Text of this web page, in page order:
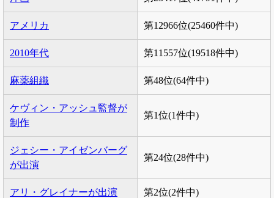
アメリカ 第12966位(25460件中)
2010年代 第11557位(19518件中)
麻薬組織 第48位(64件中)
ケヴィン・アッシュ監督が
制作
第1位(1件中)
ジェシー・アイゼンバーグ
が出演
第24位(28件中)
アリ・グレイナーが出演 第2位(2件中)